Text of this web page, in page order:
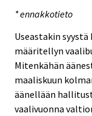
* ennakkotieto
Useastakin
määritellyn
Mitenkähän
maaliskuun
äänellään
vaalivuonna